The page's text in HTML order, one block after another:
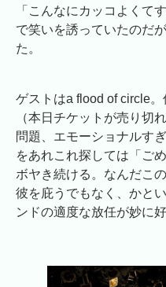
「こんなにカッコよくて
で笑いを誘っていたのだ
た。
ゲストはa flood of circle
（本日チケットが売り切
問題、エモーショナルす
をあれこれ探しては「ご
ボヤき続ける。なんだこ
彼を庇うでもなく、かと
ンドの適度な放任が妙に